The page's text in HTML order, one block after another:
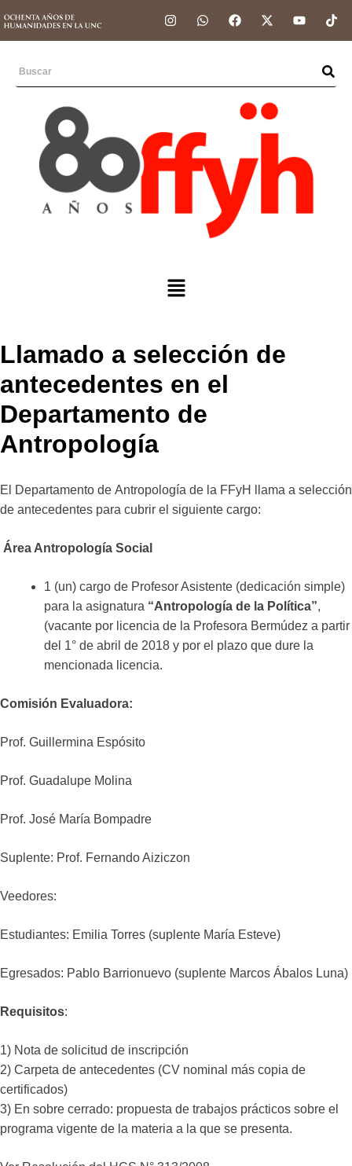
Llamado a selección de
antecedentes en el
Departamento de
Antropología
El Departamento de Antropología de la FFyH llama a selección
de antecedentes para cubrir el siguiente cargo:
Área Antropología Social
1 (un) cargo de Profesor Asistente (dedicación simple)
para la asignatura “Antropología de la Política”,
(vacante por licencia de la Profesora Bermúdez a partir
del 1° de abril de 2018 y por el plazo que dure la
mencionada licencia.
Comisión Evaluadora:
Prof. Guillermina Espósito
Prof. Guadalupe Molina
Prof. José María Bompadre
Suplente: Prof. Fernando Aiziczon
Veedores:
Estudiantes: Emilia Torres (suplente María Esteve)
Egresados: Pablo Barrionuevo (suplente Marcos Ábalos Luna)
Requisitos:
1) Nota de solicitud de inscripción
2) Carpeta de antecedentes (CV nominal más copia de
certificados)
3) En sobre cerrado: propuesta de trabajos prácticos sobre el
programa vigente de la materia a la que se presenta.